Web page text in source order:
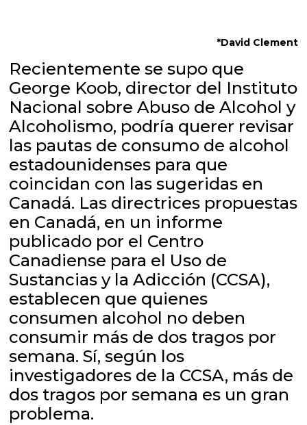
*David Clement
Recientemente se supo que
George Koob, director del Instituto
Nacional sobre Abuso de Alcohol y
Alcoholismo, podría querer revisar
las pautas de consumo de alcohol
estadounidenses para que
coincidan con las sugeridas en
Canadá. Las directrices propuestas
en Canadá, en un informe
publicado por el Centro
Canadiense para el Uso de
Sustancias y la Adicción (CCSA),
establecen que quienes
consumen alcohol no deben
consumir más de dos tragos por
semana. Sí, según los
investigadores de la CCSA, más de
dos tragos por semana es un gran
problema.